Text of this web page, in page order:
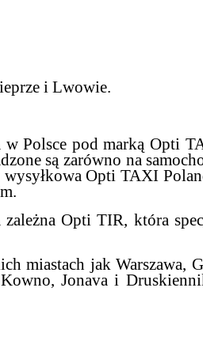
i Lwowie.
w Polsce pod marką Opti
są zarówno na
wysyłkowa Opti TAXI
Opti TIR, która
miastach jak Warszawa,
Jonava i